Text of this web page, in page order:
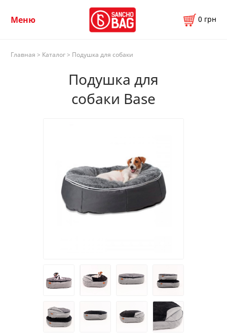
Меню 0 грн
Главная > Каталог> Подушка для собаки
Подушка для
cобаки Base